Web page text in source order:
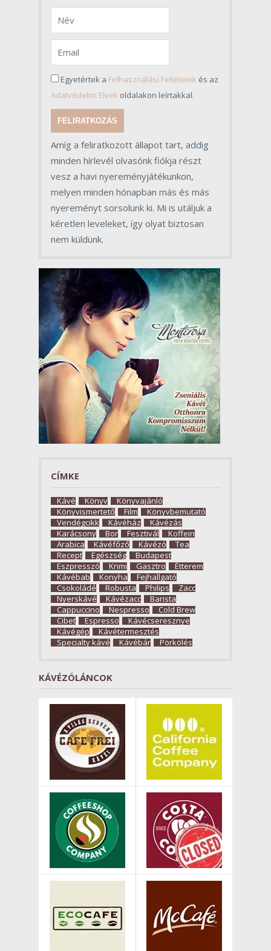
Egyetértek a Felhasználási Feltételek és az
Adatvédelmi Elvek oldalakon leírtakkal.
FELIRATKOZÁS
Amíg a feliratkozott állapot tart, addig
minden hírlevél olvasónk fiókja részt
vesz a havi nyereményjátékunkon,
melyen minden hónapban más és más
nyereményt sorsolunk ki. Mi is utáljuk a
kéretlen leveleket, így olyat biztosan
nem küldünk.
CÍMKE
Kávé Könyv
Könyvajánló
Könyvismertető
Film
Könyvbemutató
Vendégcikk
Kávéház
Kávézás
Karácsony
Bor Fesztivál
Koffein
Arabica
Kávéfőző Kávézó
Tea
Recept
Egészség
Budapest
Eszpresszó
Krimi Gasztro
Étterem
Kávébab
Konyha
Fejhallgató
Csokoládé
Robusta Philips
Zacc
Nyerskávé
Kávézacc
Barista
Cappuccino
Nespresso
Cold Brew
Cibet
Espresso
Kávécseresznye
Kávégép
Kávétermesztés
Specialty kávé
Kávébár Pörkölés
KÁVÉZÓLÁNCOK